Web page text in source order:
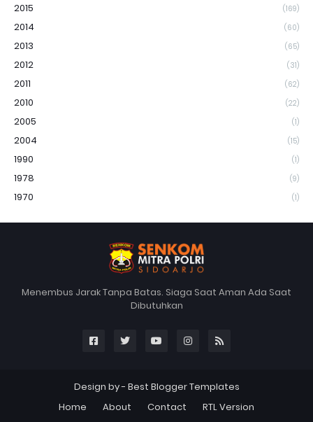
2015 (169)
2014 (60)
2013 (65)
2012 (31)
2011 (62)
2010 (22)
2005 (1)
2004 (15)
1990 (1)
1978 (9)
1970 (1)
Menembus Jarak Tanpa Batas. Siaga Saat Aman Ada Saat
Dibutuhkan
Design by - Best Blogger Templates
Home
About Contact RTL Version